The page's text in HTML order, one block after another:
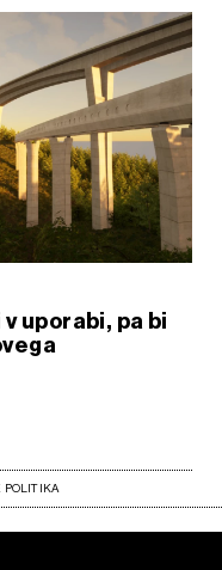
uporabi, pa bi
POLITIKA